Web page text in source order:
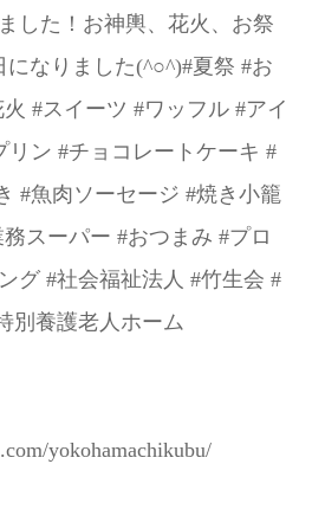
した！お神輿、花火、お祭
になりました(^○^)#夏祭 #お
#スイーツ #ワッフル #アイ
リン #チョコレートケーキ #
#魚肉ソーセージ #焼き小籠
スーパー #おつまみ #プロ
グ #社会福祉法人 #竹生会 #
別養護老人ホーム
yokohamachikubu/